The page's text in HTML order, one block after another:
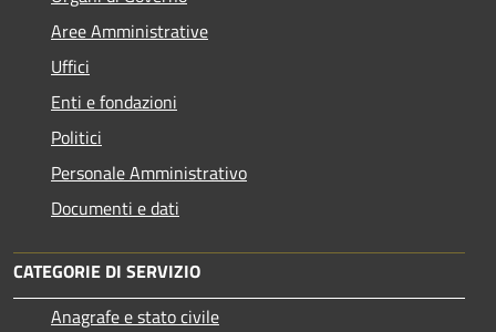
Aree Amministrative
Uffici
Enti e fondazioni
Politici
Personale Amministrativo
Documenti e dati
CATEGORIE DI SERVIZIO
Anagrafe e stato civile